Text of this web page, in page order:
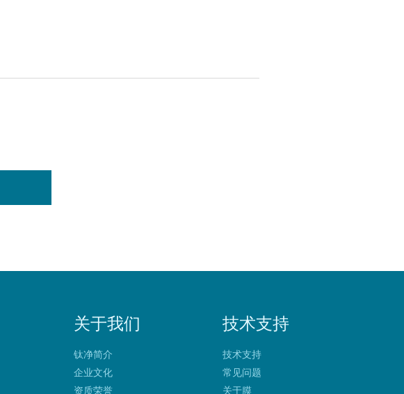
关于我们
钛净简介
企业文化
资质荣誉
技术支持
技术支持
常见问题
关于膜